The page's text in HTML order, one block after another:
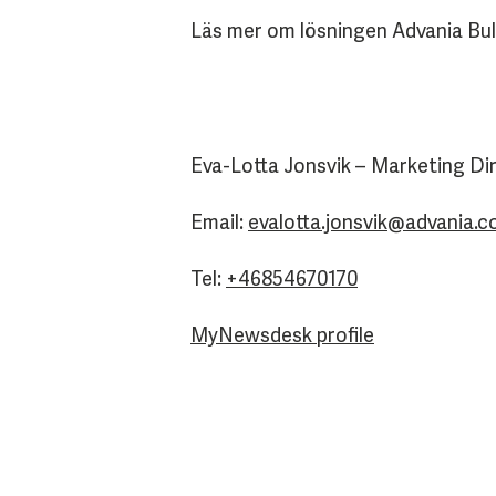
Läs mer om lösningen Advania
Eva-Lotta Jonsvik – Marketing
Email:
Tel: +46854670170
MyNewsdesk profile